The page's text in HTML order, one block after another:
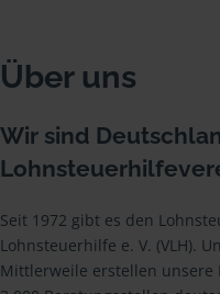
Über uns
Wir sind
Seit 1972 gibt es den
Lohnsteuerhilfe e. V. (VLH).
Mittlerweile erstellen